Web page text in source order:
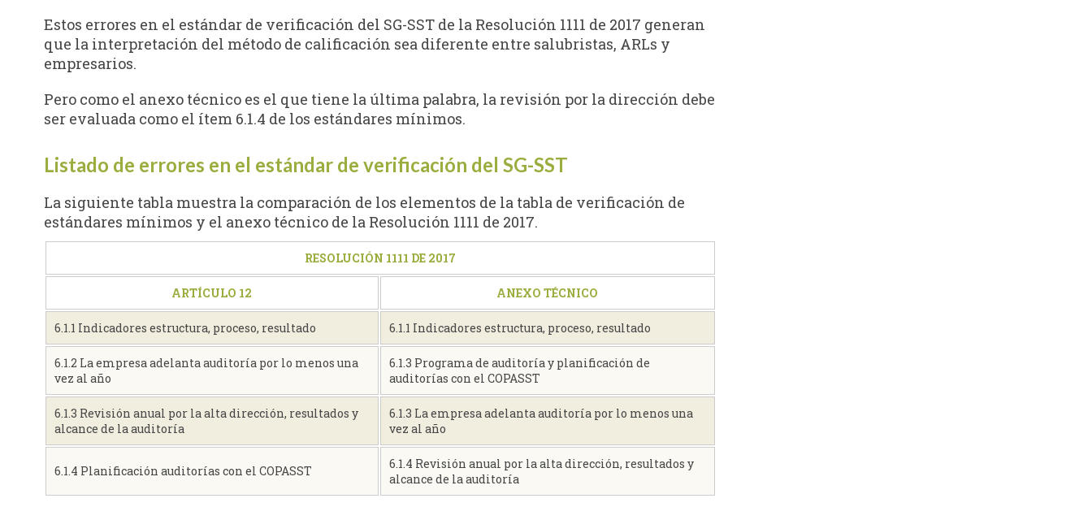
Estos errores en el estándar de verificación del SG-SST de la Resolución 1111 de 2017 generan
que la interpretación del método de calificación sea diferente entre salubristas, ARLs y
empresarios.
Pero como el anexo técnico es el que tiene la última palabra, la revisión por la dirección debe
ser evaluada como el ítem 6.1.4 de los estándares mínimos.
Listado de errores en el estándar de verificación del SG-SST
La siguiente tabla muestra la comparación de los elementos de la tabla de verificación de
estándares mínimos y el anexo técnico de la Resolución 1111 de 2017.
RESOLUCIÓN 1111 DE 2017
ARTÍCULO 12 ANEXO TÉCNICO
6.1.1 Indicadores estructura, proceso, resultado 6.1.1 Indicadores estructura, proceso, resultado
6.1.2 La empresa adelanta auditoría por lo menos una
vez al año
6.1.3 Programa de auditoría y planificación de
auditorías con el COPASST
6.1.3 Revisión anual por la alta dirección, resultados y
alcance de la auditoría
6.1.3 La empresa adelanta auditoría por lo menos una
vez al año
6.1.4 Planificación auditorías con el COPASST
6.1.4 Revisión anual por la alta dirección, resultados y
alcance de la auditoría